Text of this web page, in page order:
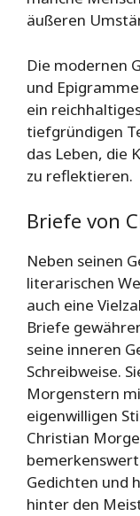
äußeren
Die modernen
und
ein
tiefgründigen
das Leben, die
zu reflektieren.
Briefe von
Neben seinen
literarischen
auch eine
Briefe
seine inneren
Schreibweise.
Morgenstern
eigenwilligen
Christian
Gedichten und
hinter den